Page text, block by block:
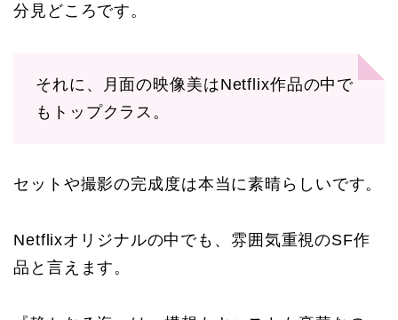
分見どころです。
それに、月面の映像美はNetflix作品の中で
もトップクラス。
セットや撮影の完成度は本当に素晴らしいです。
Netflixオリジナルの中でも、雰囲気重視のSF作
品と言えます。